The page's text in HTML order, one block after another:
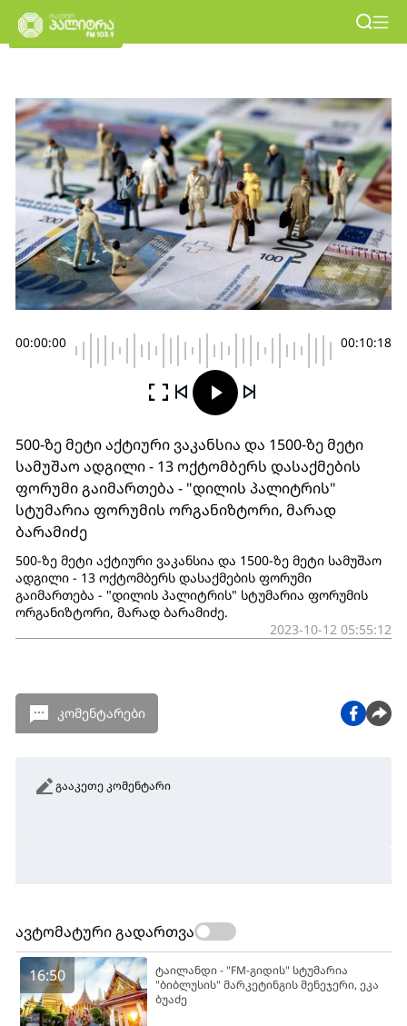
00:00:00 00:10:18
500-ზე მეტი აქტიური ვაკანსია და 1500-ზე მეტი
სამუშაო ადგილი - 13 ოქტომბერს დასაქმების
ფორუმი გაიმართება - "დილის პალიტრის"
სტუმარია ფორუმის ორგანიზტორი, მარად
ბარამიძე
500-ზე მეტი აქტიური ვაკანსია და 1500-ზე მეტი სამუშაო
ადგილი - 13 ოქტომბერს დასაქმების ფორუმი
გაიმართება - "დილის პალიტრის" სტუმარია ფორუმის
ორგანიზტორი, მარად ბარამიძე.
2023-10-12 05:55:12
კომენტარები
გააკეთე კომენტარი
ავტომატური გადართვა
16:50
ტაილანდი - "FM-გიდის" სტუმარია
"ბიბლუსის" მარკეტინგის მენეჯერი, ეკა
ბუაძე